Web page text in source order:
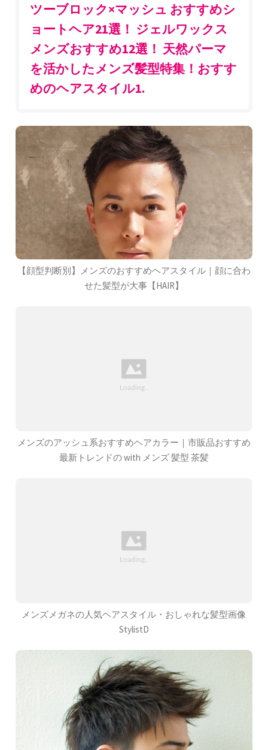
ツーブロック×マッシュ おすすめシ
ョートヘア21選！ ジェルワックス
メンズおすすめ12選！ 天然パーマ
を活かしたメンズ髪型特集！おすす
めのヘアスタイル1.
【顔型判断別】メンズのおすすめヘアスタイル｜顔に合わ
せた髪型が大事【HAIR】
メンズのアッシュ系おすすめヘアカラー｜市販品おすすめ
最新トレンドの with メンズ 髪型 茶髪
メンズメガネの人気ヘアスタイル・おしゃれな髪型画像
StylistD